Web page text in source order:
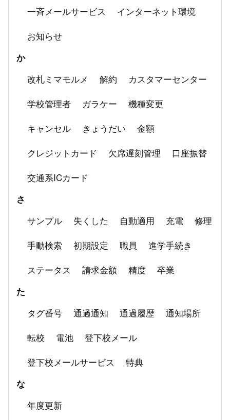
一斉メールサービス
インターネット環境
お知らせ
か
改札ミマモルメ 解約
カスタマーセンター
学校管理者
ガラケー
機種変更
キャンセル
きょうだい
金額
クレジットカード
欠席遅刻管理
口座振替
交通系ICカード
さ
サンプル 失くした 自動適用 充電
修理
手動検索
初期設定 職員
進学手続き
ステータス
請求金額 精度 卒業
た
タグ番号 通過通知 通過履歴
通知場所
転校
電池
登下校メール
登下校メールサービス
特典
な
年度更新